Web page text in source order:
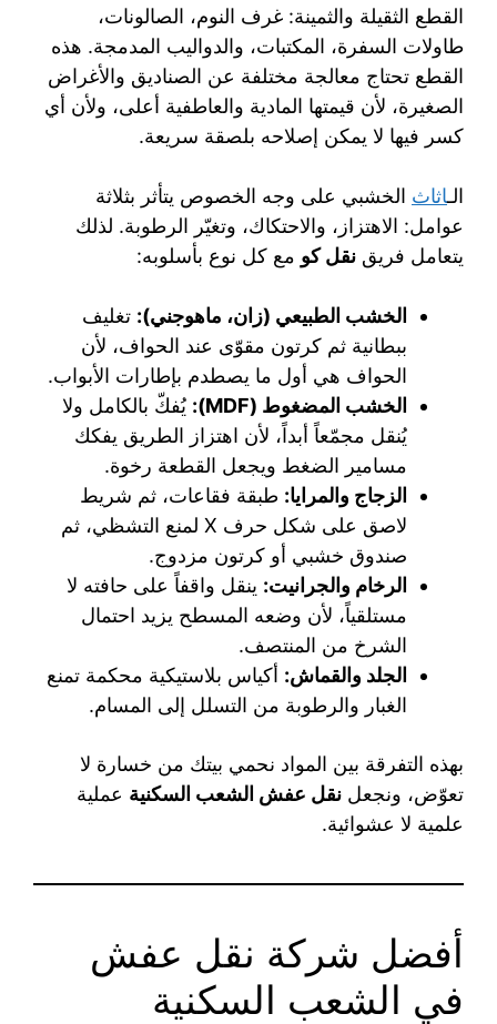
القطع الثقيلة والثمينة: غرف النوم، الصالونات،
طاولات السفرة، المكتبات، والدواليب المدمجة. هذه
القطع تحتاج معالجة مختلفة عن الصناديق والأغراض
الصغيرة، لأن قيمتها المادية والعاطفية أعلى، ولأن أي
كسر فيها لا يمكن إصلاحه بلصقة سريعة.
الـاثاث الخشبي على وجه الخصوص يتأثر بثلاثة
عوامل: الاهتزاز، والاحتكاك، وتغيّر الرطوبة. لذلك
يتعامل فريق نقل كو مع كل نوع بأسلوبه:
الخشب الطبيعي (زان، ماهوجني): تغليف
ببطانية ثم كرتون مقوّى عند الحواف، لأن
الحواف هي أول ما يصطدم بإطارات الأبواب.
الخشب المضغوط (MDF):
يُفكّ بالكامل ولا
يُنقل مجمّعاً أبداً، لأن اهتزاز الطريق يفكك
مسامير الضغط ويجعل القطعة رخوة.
الزجاج والمرايا: طبقة فقاعات، ثم شريط
لاصق على شكل حرف X لمنع التشظي، ثم
صندوق خشبي أو كرتون مزدوج.
الرخام والجرانيت: ينقل واقفاً على حافته لا
مستلقياً، لأن وضعه المسطح يزيد احتمال
الشرخ من المنتصف.
الجلد والقماش: أكياس بلاستيكية محكمة تمنع
الغبار والرطوبة من التسلل إلى المسام.
بهذه التفرقة بين المواد نحمي بيتك من خسارة لا
تعوّض، ونجعل نقل عفش الشعب السكنية عملية
علمية لا عشوائية.
أفضل شركة نقل عفش
في الشعب السكنية